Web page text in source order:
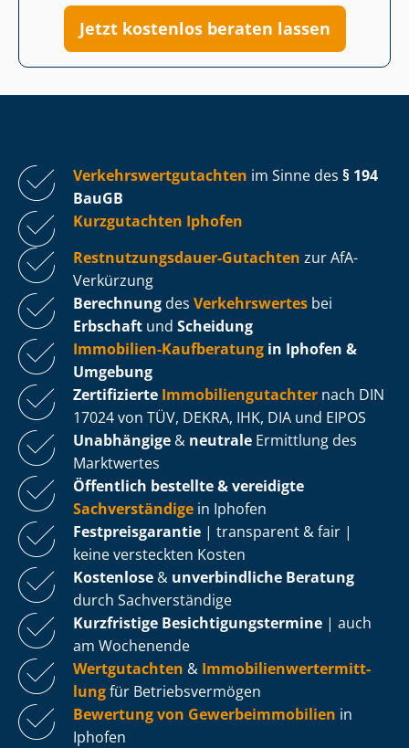
Jetzt kostenlos beraten lassen
Ver­kehrs­wert­gut­ach­ten im Sinne des § 194
BauGB
Kurzgutachten Iphofen
Rest­nut­zungs­dau­er-Gutachten zur AfA-
Verkürzung
Berechnung des Verkehrswertes bei
Erbschaft und Scheidung
Immobilien-Kaufberatung in Iphofen &
Umgebung
Zertifizierte Im­mo­bi­li­en­gut­ach­ter nach DIN
17024 von TÜV, DEKRA, IHK, DIA und EIPOS
Unabhängige & neutrale Ermittlung des
Marktwertes
Öffentlich bestellte & vereidigte
Sachverständige in Iphofen
Fest­preis­ga­ran­tie | transparent & fair |
keine versteckten Kosten
Kostenlose & unverbindliche Beratung
durch Sachverständige
Kurzfristige Be­sich­ti­gungs­ter­mi­ne | auch
am Wochenende
Wertgutachten & Im­mo­bi­li­en­wert­ermitt­
lungfür Be­triebs­ver­mö­gen
Bewertung von Ge­wer­be­im­mo­bi­li­en in
Iphofen